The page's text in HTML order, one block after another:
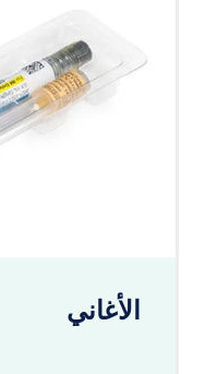
الأغاني